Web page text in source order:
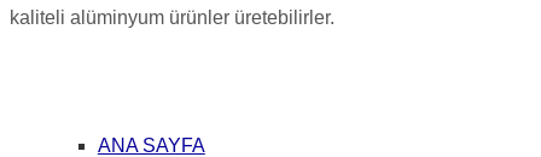
kaliteli alüminyum ürünler üretebilirler.
ANA SAYFA